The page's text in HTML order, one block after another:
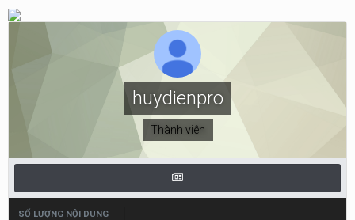
huydienpro
Thành viên
SỐ LƯỢNG NỘI DUNG